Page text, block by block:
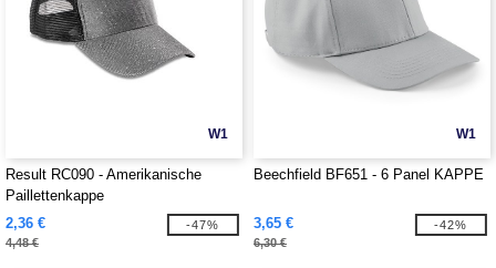
W1
Result RC090 - Amerikanische
Paillettenkappe
2,36 €
4,48 €
-47%
W1
Beechfield BF651 - 6 Panel KAPPE
3,65 €
6,30 €
-42%